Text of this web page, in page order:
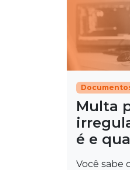
Multa
é e
Você sabe